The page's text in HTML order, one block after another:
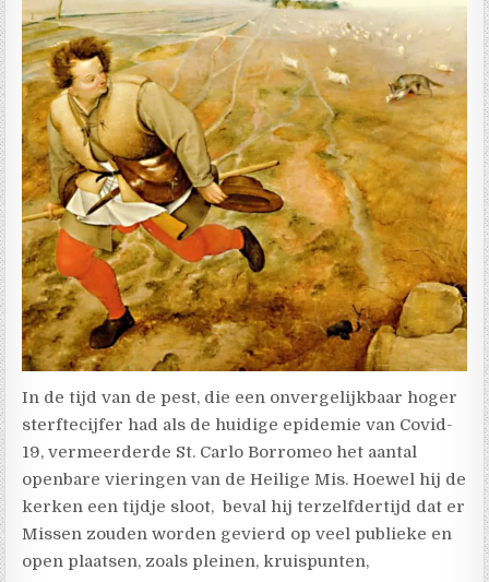
In de tijd van de pest, die een onvergelijkbaar hoger
sterftecijfer had als de huidige epidemie van Covid-
19, vermeerderde St. Carlo Borromeo het aantal
openbare vieringen van de Heilige Mis. Hoewel hij de
kerken een tijdje sloot, beval hij terzelfdertijd dat er
Missen zouden worden gevierd op veel publieke en
open plaatsen, zoals pleinen, kruispunten,